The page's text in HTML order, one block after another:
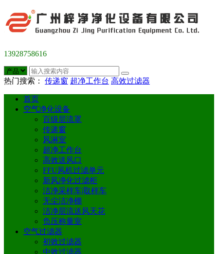
13928758616
热门搜索： 传递窗 超净工作台 高效过滤器
首页
空气净化设备
百级层流罩
传递窗
风淋室
超净工作台
高效送风口
FFU风机过滤单元
新风净化过滤柜
洁净采样车|取样车
无尘洁净棚
洁净层流送风天花
负压称量室
空气过滤器
初效过滤器
中效过滤器